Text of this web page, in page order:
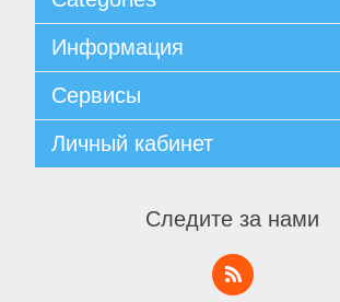
Аксессуары для лодок
Информация
Доставка и возврат
Уведомление о конфиденциальности
Пользовательское соглашение
О нас
Сервисы
Новости
Список сравнения
Личный кабинет
Заявка на аккаунт поставщика
Следите за нами